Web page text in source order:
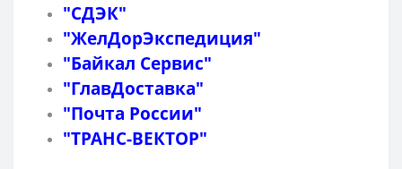
"СДЭК"
"ЖелДорЭкспедиция"
"Байкал Сервис"
"ГлавДоставка"
"Почта России"
"ТРАНС-ВЕКТОР"